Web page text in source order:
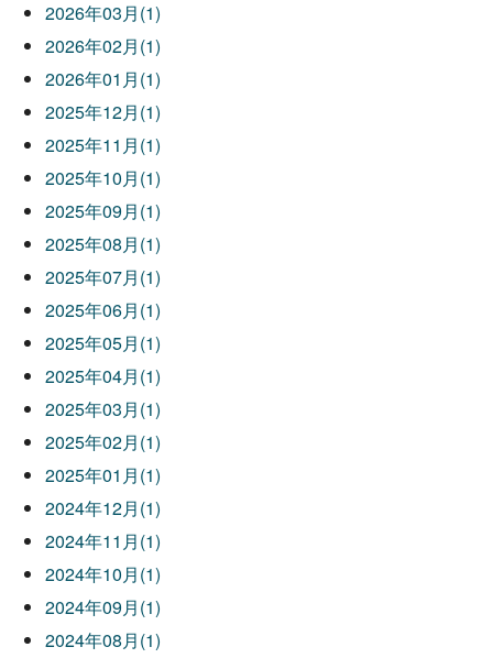
2026年03月(1)
2026年02月(1)
2026年01月(1)
2025年12月(1)
2025年11月(1)
2025年10月(1)
2025年09月(1)
2025年08月(1)
2025年07月(1)
2025年06月(1)
2025年05月(1)
2025年04月(1)
2025年03月(1)
2025年02月(1)
2025年01月(1)
2024年12月(1)
2024年11月(1)
2024年10月(1)
2024年09月(1)
2024年08月(1)